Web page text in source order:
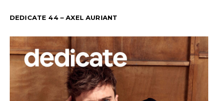
DEDICATE 44 – AXEL AURIANT